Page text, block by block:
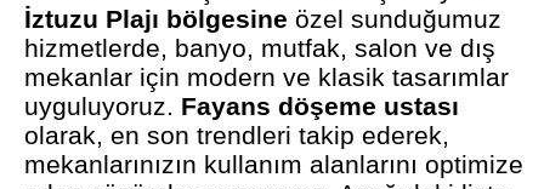
İztuzu Plajı bölgesine özel sunduğumuz
hizmetlerde, banyo, mutfak, salon ve dış
mekanlar için modern ve klasik tasarımlar
uyguluyoruz. Fayans döşeme ustası
olarak, en son trendleri takip ederek,
mekanlarınızın kullanım alanlarını optimize